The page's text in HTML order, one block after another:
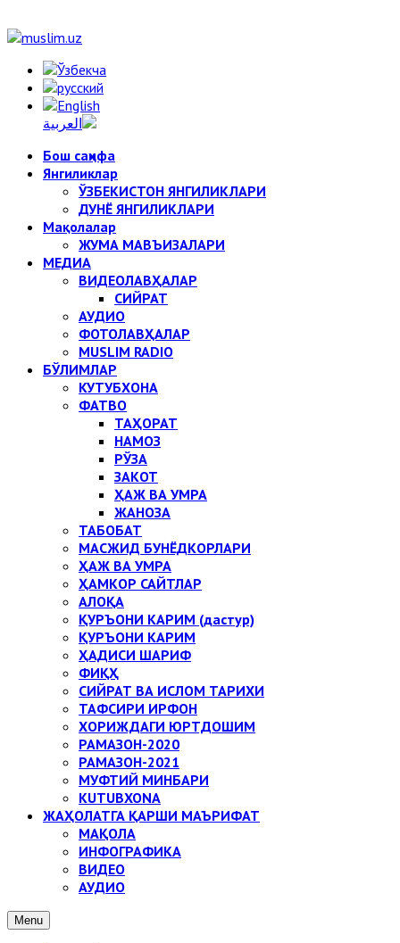
Бош саҳифа
Янгиликлар
ЎЗБЕКИСТОН ЯНГИЛИКЛАРИ
ДУНЁ ЯНГИЛИКЛАРИ
Мақолалар
ЖУМА МАВЪИЗАЛАРИ
МЕДИА
ВИДЕОЛАВҲАЛАР
СИЙРАТ
АУДИО
ФОТОЛАВҲАЛАР
MUSLIM RADIO
БЎЛИМЛАР
КУТУБХОНА
ФАТВО
ТАҲОРАТ
НАМОЗ
РЎЗА
ЗАКОТ
ҲАЖ ВА УМРА
ЖАНОЗА
ТАБОБАТ
МАСЖИД БУНЁДКОРЛАРИ
ҲАЖ ВА УМРА
ҲАМКОР САЙТЛАР
АЛОҚА
ҚУРЪОНИ КАРИМ (дастур)
ҚУРЪОНИ КАРИМ
ҲАДИСИ ШАРИФ
ФИҚҲ
СИЙРАТ ВА ИСЛОМ ТАРИХИ
ТАФСИРИ ИРФОН
ХОРИЖДАГИ ЮРТДОШИМ
РАМАЗОН-2020
РАМАЗОН-2021
МУФТИЙ МИНБАРИ
KUTUBXONA
ЖАҲОЛАТГА ҚАРШИ МАЪРИФАТ
МАҚОЛА
ИНФОГРАФИКА
ВИДЕО
АУДИО
Menu